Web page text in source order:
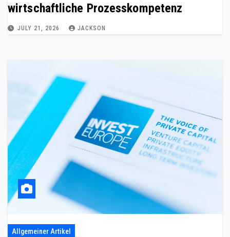
wirtschaftliche Prozesskompetenz
JULY 21, 2026 JACKSON
Allgemeiner Artikel